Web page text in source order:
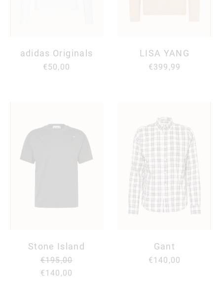
adidas Originals
€50,00
LISA YANG
€399,99
Stone Island
€195,00
€140,00
Gant
€140,00